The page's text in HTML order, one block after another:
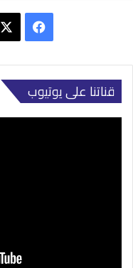
فيسبوك
قناتنا على يوتيوب